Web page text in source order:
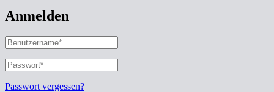
Anmelden
Benutzername
oder
E-
Mail-
Adresse*
Passwort*
Erforderlich
Passwort vergessen?